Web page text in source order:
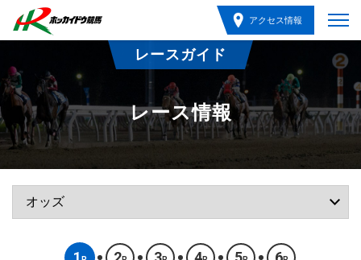
アクセス情報
レースガイド
レース情報